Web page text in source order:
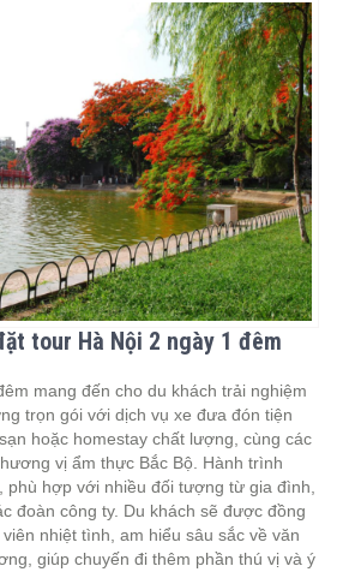
tour Hà Nội 2 ngày 1 đêm
mang đến cho du khách trải nghiệm
trọn gói với dịch vụ xe đưa đón tiện
hoặc homestay chất lượng, cùng các
vị ẩm thực Bắc Bộ. Hành trình
phù hợp với nhiều đối tượng từ gia đình,
đoàn công ty. Du khách sẽ được đồng
nhiệt tình, am hiểu sâu sắc về văn
giúp chuyến đi thêm phần thú vị và ý